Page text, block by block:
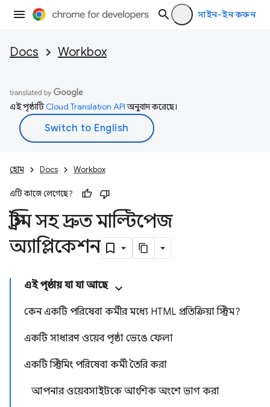
সাইন-ইন করুন
Docs Workbox
এই পৃষ্ঠাটিCloud Translation APIঅনুবাদ করেছে।
হোম Docs Workbox
এটি কাজে লেগেছে?
স্ট্রিম সহ দ্রুত মাল্টিপেজ
অ্যাপ্লিকেশন
এই পৃষ্ঠায় যা যা আছে
কেন একটি পরিষেবা কর্মীর মধ্যে HTML প্রতিক্রিয়া স্ট্রিম?
একটি সাধারণ ওয়েব পৃষ্ঠা ভেঙে ফেলা
একটি স্ট্রিমিং পরিষেবা কর্মী তৈরি করা
আপনার ওয়েবসাইটকে আংশিক অংশে ভাগ করা